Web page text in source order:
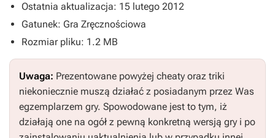
Ostatnia aktualizacja: 15 lutego 2012
Gatunek: Gra Zręcznościowa
Rozmiar pliku: 1.2 MB
Uwaga: Prezentowane powyżej cheaty oraz triki
niekoniecznie muszą działać z posiadanym przez Was
egzemplarzem gry. Spowodowane jest to tym, iż
działają one na ogół z pewną konkretną wersją gry i po